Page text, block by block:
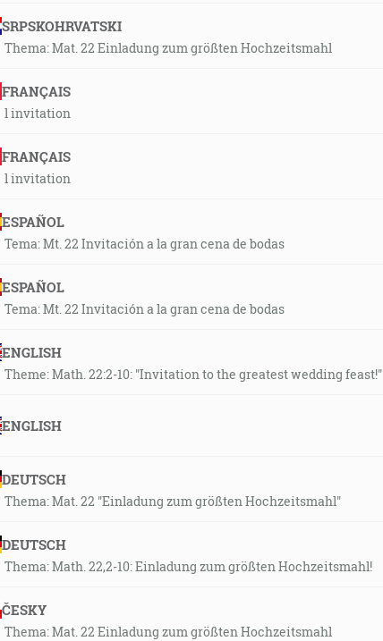
SRPSKOHRVATSKI
Thema: Mat. 22 Einladung zum größten Hochzeitsmahl
FRANÇAIS
l invitation
FRANÇAIS
l invitation
ESPAÑOL
Tema: Mt. 22 Invitación a la gran cena de bodas
ESPAÑOL
Tema: Mt. 22 Invitación a la gran cena de bodas
ENGLISH
Theme: Math. 22:2-10: "Invitation to the greatest wedding feast!"
ENGLISH
DEUTSCH
Thema: Mat. 22 "Einladung zum größten Hochzeitsmahl"
DEUTSCH
Thema: Math. 22,2-10: Einladung zum größten Hochzeitsmahl!
ČESKY
Thema: Mat. 22 Einladung zum größten Hochzeitsmahl